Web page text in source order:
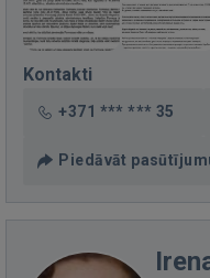
Kontakti
+371 *** *** 35
Piedāvāt